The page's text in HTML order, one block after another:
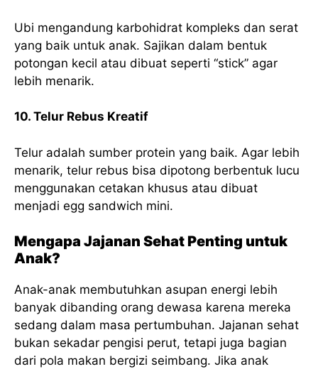
Ubi mengandung karbohidrat kompleks dan serat
yang baik untuk anak. Sajikan dalam bentuk
potongan kecil atau dibuat seperti “stick” agar
lebih menarik.
10. Telur Rebus Kreatif
Telur adalah sumber protein yang baik. Agar lebih
menarik, telur rebus bisa dipotong berbentuk lucu
menggunakan cetakan khusus atau dibuat
menjadi egg sandwich mini.
Mengapa Jajanan Sehat Penting untuk
Anak?
Anak-anak membutuhkan asupan energi lebih
banyak dibanding orang dewasa karena mereka
sedang dalam masa pertumbuhan. Jajanan sehat
bukan sekadar pengisi perut, tetapi juga bagian
dari pola makan bergizi seimbang. Jika anak